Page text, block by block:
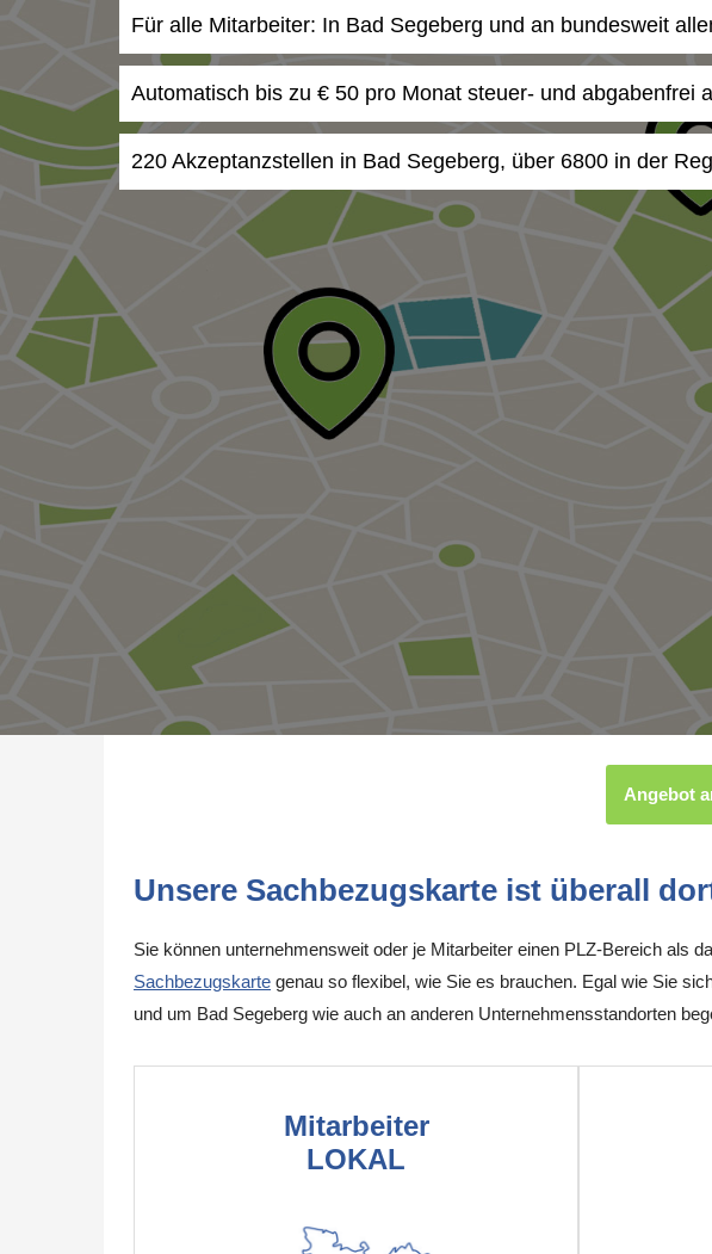
Für alle Mitarbeiter: In Bad Segeberg und an bundesweit
Automatisch bis zu € 50 pro Monat steuer- und abgabenfrei
220 Akzeptanzstellen in Bad Segeberg, über 6800 in der
Angebot
Unsere Sachbezugskarte ist überall
Sie können unternehmensweit oder je Mitarbeiter einen PLZ-Bereich als
Sachbezugskarte genau so flexibel, wie Sie es brauchen. Egal wie Sie
und um Bad Segeberg wie auch an anderen Unternehmensstandorten
Mitarbeiter
LOKAL